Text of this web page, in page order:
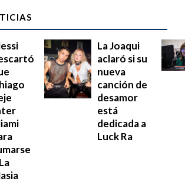
La Joaqui
aclaró si su
nueva
canción de
desamor
está
dedicada a
Luck Ra